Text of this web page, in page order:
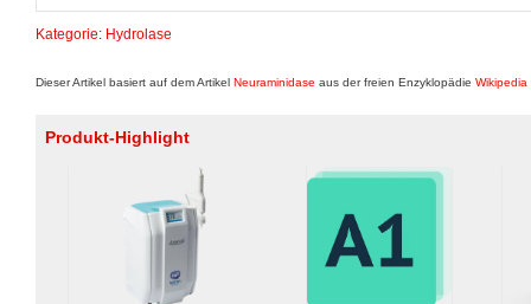
Kategorie: Hydrolase
Dieser Artikel basiert auf dem Artikel Neuraminidase aus der freien Enzyklopädie Wikipedia
Produkt-Highlight